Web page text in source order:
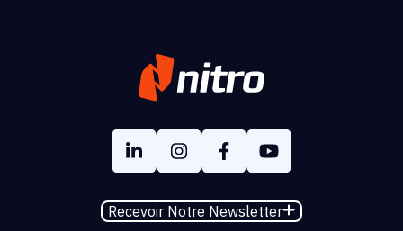
Recevoir Notre Newsletter